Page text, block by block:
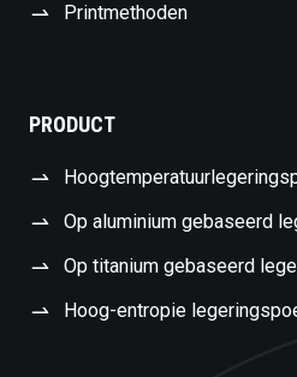
Printmethoden
PRODUCT
Op aluminium gebaseerd
Op titanium gebaseerd
Hoog-entropie